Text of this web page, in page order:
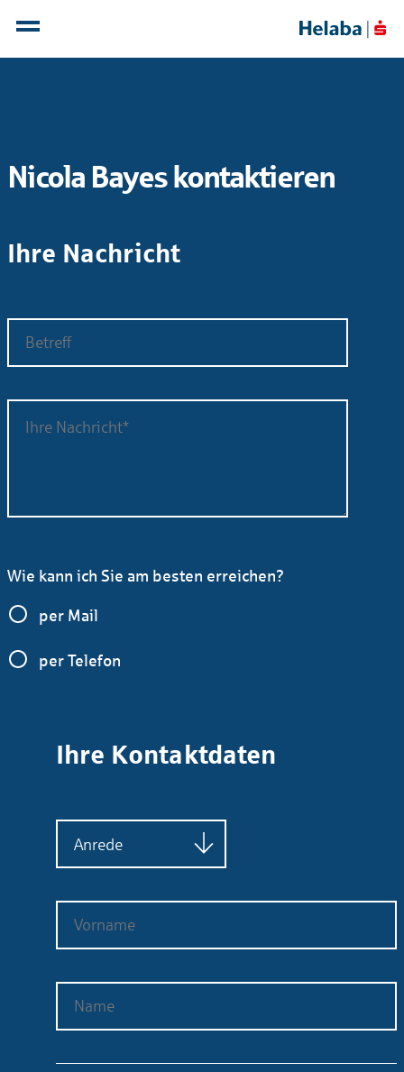
Nicola Bayes kontaktieren
Ihre Nachricht
Wie kann ich Sie am besten erreichen?
per Mail
per Telefon
Ihre Kontaktdaten